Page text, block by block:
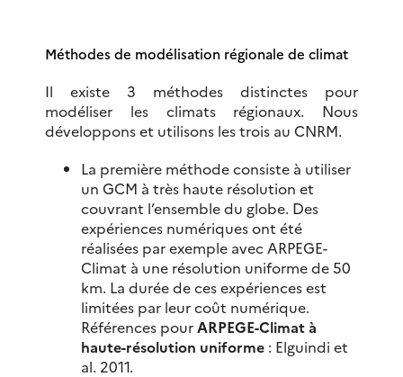
Méthodes de modélisation régionale de climat
Il existe 3 méthodes distinctes pour
modéliser les climats régionaux. Nous
développons et utilisons les trois au CNRM.
La première méthode consiste à utiliser
un GCM à très haute résolution et
couvrant l’ensemble du globe. Des
expériences numériques ont été
réalisées par exemple avec ARPEGE-
Climat à une résolution uniforme de 50
km. La durée de ces expériences est
limitées par leur coût numérique.
Références pourARPEGE-Climat à
haute-résolution uniforme : Elguindi et
al. 2011.